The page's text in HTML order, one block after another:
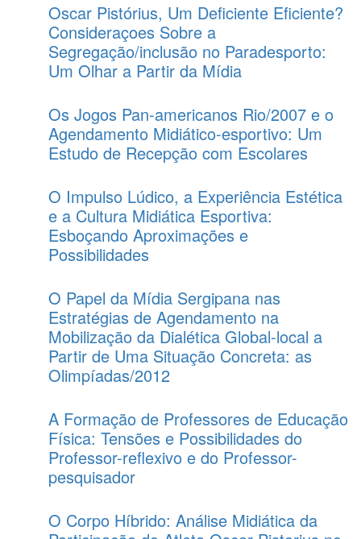
Oscar Pistórius, Um Deficiente Eficiente?
Consideraçoes Sobre a
Segregação/inclusão no Paradesporto:
Um Olhar a Partir da Mídia
Os Jogos Pan-americanos Rio/2007 e o
Agendamento Midiático-esportivo: Um
Estudo de Recepção com Escolares
O Impulso Lúdico, a Experiência Estética
e a Cultura Midiática Esportiva:
Esboçando Aproximações e
Possibilidades
O Papel da Mídia Sergipana nas
Estratégias de Agendamento na
Mobilização da Dialética Global-local a
Partir de Uma Situação Concreta: as
Olimpíadas/2012
A Formação de Professores de Educação
Física: Tensões e Possibilidades do
Professor-reflexivo e do Professor-
pesquisador
O Corpo Híbrido: Análise Midiática da